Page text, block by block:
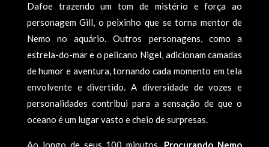
Dafoe trazendo um tom de mistério e força ao
personagem Gill, o peixinho que se torna mentor de
Nemo no aquário. Outros personagens, como a
estrela-do-mar e o pelicano Nigel, adicionam camadas
de humor e aventura, tornando cada momento em tela
envolvente e divertido. A diversidade de vozes e
personalidades contribui para a sensação de que o
oceano é um lugar vasto e cheio de surpresas.
Ao longo de seus 100 minutos, Procurando Nemo